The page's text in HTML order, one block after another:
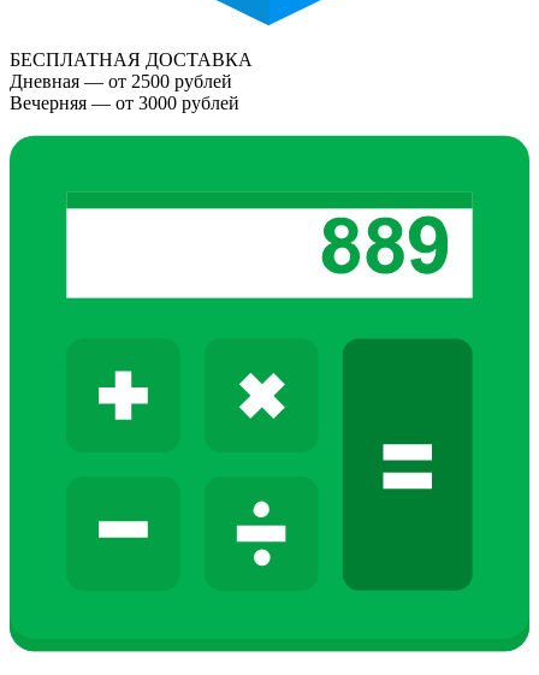
БЕСПЛАТНАЯ ДОСТАВКА
Дневная — от 2500 рублей
Вечерняя — от 3000 рублей